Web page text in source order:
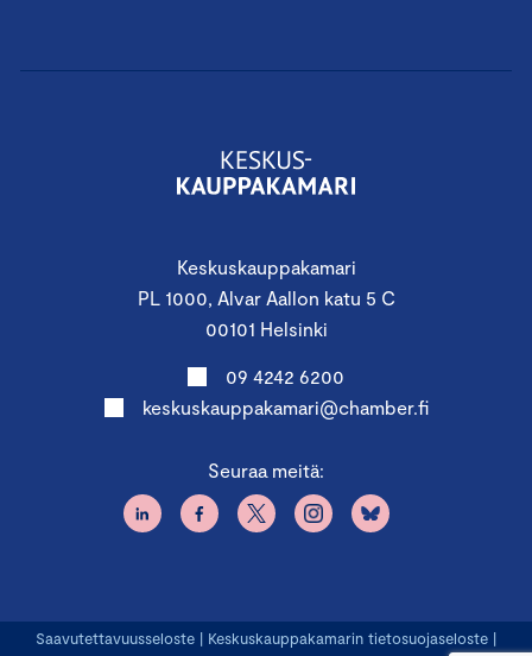
Keskuskauppakamari
PL 1000, Alvar Aallon katu 5 C
00101 Helsinki
09 4242 6200
keskuskauppakamari@chamber.fi
Seuraa meitä:
Saavutettavuusseloste | Keskuskauppakamarin tietosuojaseloste |